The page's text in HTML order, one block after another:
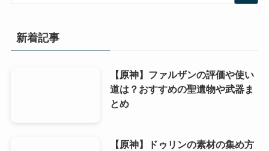
新着記事
【原神】ファルザンの評価や使い
道は？おすすめの聖遺物や武器ま
とめ
【原神】ドゥリンの素材の集め方